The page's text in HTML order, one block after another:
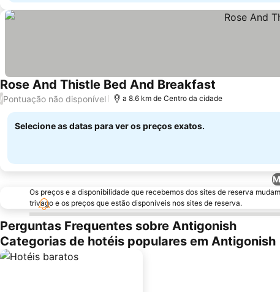
Rose And Thistle Bed And Breakfast
/Pontuação não disponível a 8.6 km de Centro da cidade
Selecione as datas para ver os preços exatos.
Os preços e a disponibilidade que recebemos dos sites de reserva
trivago e os preços que estão disponíveis nos sites de reserva.
Perguntas Frequentes sobre Antigonish
Categorias de hotéis populares em Antigonish